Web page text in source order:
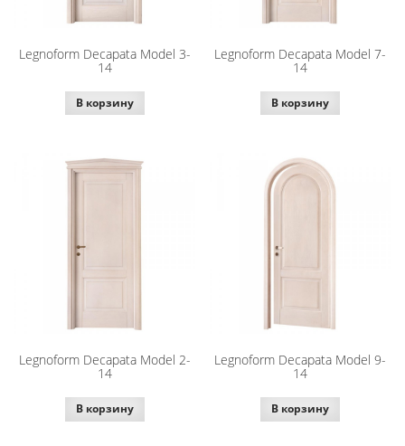
Legnoform Decapata Model 3-
14
В корзину
Legnoform Decapata Model 7-
14
В корзину
Legnoform Decapata Model 2-
14
В корзину
Legnoform Decapata Model 9-
14
В корзину